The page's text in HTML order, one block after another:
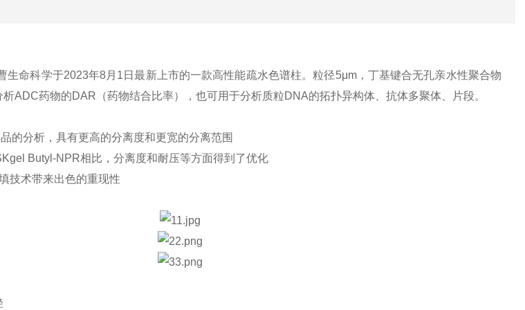
生命科学于2023年8月1日最新上市的一款高性能疏水色谱柱。粒径5μm，丁基键合无孔亲水性聚合物
ADC药物的DAR（药物结合比率），也可用于分析质粒DNA的拓扑异构体、抗体多聚体、片段。
的分析，具有更高的分离度和更宽的分离范围
Butyl-NPR相比，分离度和耐压等方面得到了优化
技术带来出色的重现性